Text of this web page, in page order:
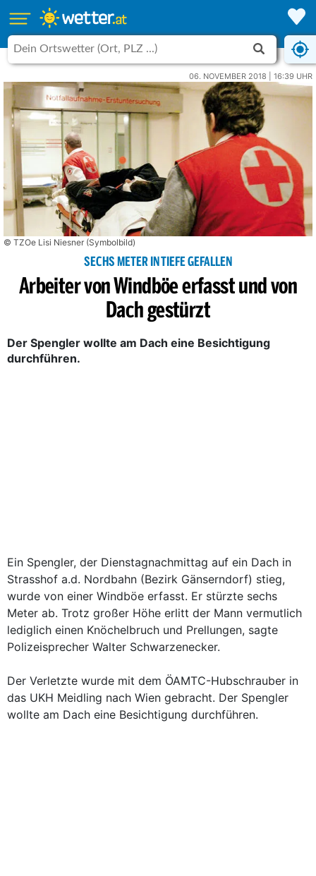
06. NOVEMBER 2018 | 16:39 UHR
© TZOe Lisi Niesner (Symbolbild)
SECHS METER IN TIEFE GEFALLEN
Arbeiter von Windböe erfasst und von
Dach gestürzt
Der Spengler wollte am Dach eine Besichtigung
durchführen.
Ein Spengler, der Dienstagnachmittag auf ein Dach in
Strasshof a.d. Nordbahn (Bezirk Gänserndorf) stieg,
wurde von einer Windböe erfasst. Er stürzte sechs
Meter ab. Trotz großer Höhe erlitt der Mann vermutlich
lediglich einen Knöchelbruch und Prellungen, sagte
Polizeisprecher Walter Schwarzenecker.
Der Verletzte wurde mit dem ÖAMTC-Hubschrauber in
das UKH Meidling nach Wien gebracht. Der Spengler
wollte am Dach eine Besichtigung durchführen.